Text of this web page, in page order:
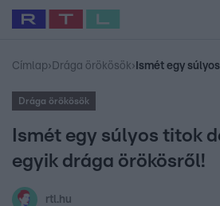
Legfrissebb RTL Híradó
Sebestyén Balázs
Címlap› Drága örökösök›
Drága örökösök
Ismét egy súlyos titok
egyik drága örökösről!
rtl.hu